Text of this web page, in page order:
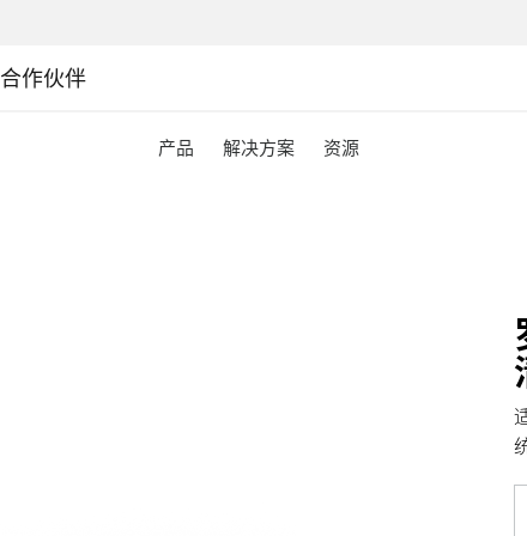
合作伙伴
产品 解决方案 资源